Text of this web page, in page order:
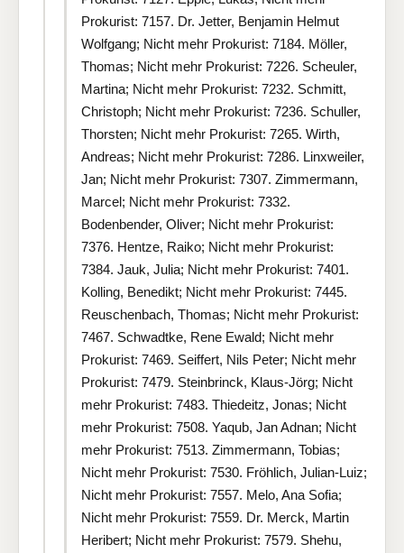
Prokurist: 7157. Dr. Jetter, Benjamin Helmut
Wolfgang; Nicht mehr Prokurist: 7184. Möller,
Thomas; Nicht mehr Prokurist: 7226. Scheuler,
Martina; Nicht mehr Prokurist: 7232. Schmitt,
Christoph; Nicht mehr Prokurist: 7236. Schuller,
Thorsten; Nicht mehr Prokurist: 7265. Wirth,
Andreas; Nicht mehr Prokurist: 7286. Linxweiler,
Jan; Nicht mehr Prokurist: 7307. Zimmermann,
Marcel; Nicht mehr Prokurist: 7332.
Bodenbender, Oliver; Nicht mehr Prokurist:
7376. Hentze, Raiko; Nicht mehr Prokurist:
7384. Jauk, Julia; Nicht mehr Prokurist: 7401.
Kolling, Benedikt; Nicht mehr Prokurist: 7445.
Reuschenbach, Thomas; Nicht mehr Prokurist:
7467. Schwadtke, Rene Ewald; Nicht mehr
Prokurist: 7469. Seiffert, Nils Peter; Nicht mehr
Prokurist: 7479. Steinbrinck, Klaus-Jörg; Nicht
mehr Prokurist: 7483. Thiedeitz, Jonas; Nicht
mehr Prokurist: 7508. Yaqub, Jan Adnan; Nicht
mehr Prokurist: 7513. Zimmermann, Tobias;
Nicht mehr Prokurist: 7530. Fröhlich, Julian-Luiz;
Nicht mehr Prokurist: 7557. Melo, Ana Sofia;
Nicht mehr Prokurist: 7559. Dr. Merck, Martin
Heribert; Nicht mehr Prokurist: 7579. Shehu,